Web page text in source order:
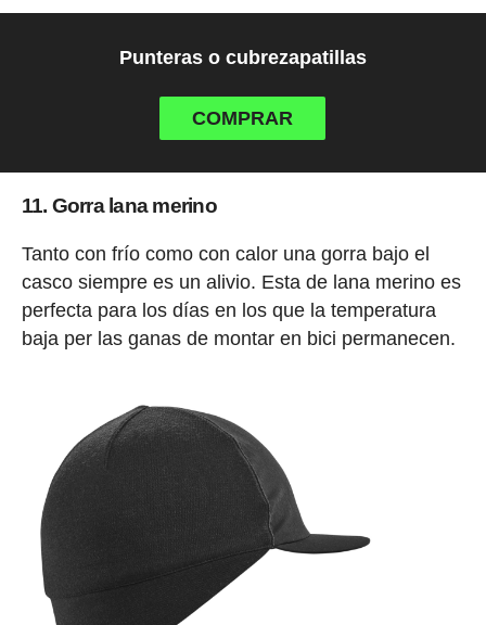
Punteras o cubrezapatillas
COMPRAR
11. Gorra lana merino
Tanto con frío como con calor una gorra bajo el
casco siempre es un alivio. Esta de lana merino es
perfecta para los días en los que la temperatura
baja per las ganas de montar en bici permanecen.